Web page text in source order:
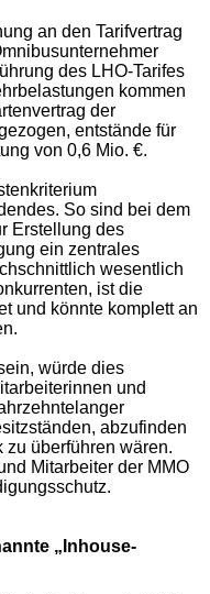
an den Tarifvertrag
des LHO-Tarifes
kommen
der
entstände für
von 0,6 Mio. €.
So sind bei dem
Erstellung des
ein zentrales
wesentlich
ist die
und könnte komplett an
würde dies
und
abzufinden
überführen wären.
Mitarbeiter der MMO
„Inhouse-